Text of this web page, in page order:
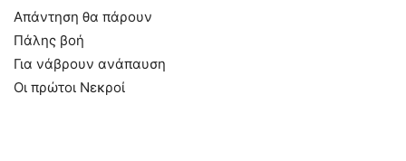
Απάντηση θα πάρουν
Πάλης βοή
Για νάβρουν ανάπαυση
Οι πρώτοι Νεκροί